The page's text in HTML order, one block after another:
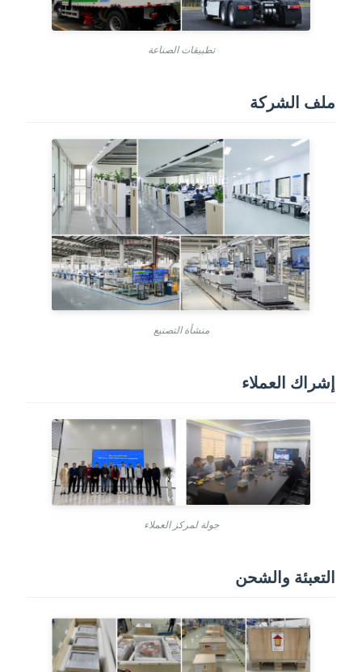
تطبيقات الصناعة
ملف الشركة
منشأة التصنيع
إشراك العملاء
جولة لمركز العملاء
التعبئة والشحن